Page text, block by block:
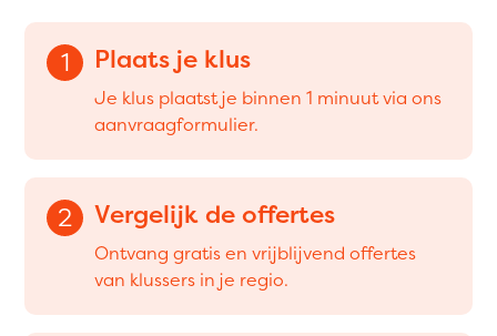
1 Plaats je klus
Je klus plaatst je binnen 1 minuut via ons
aanvraagformulier.
2 Vergelijk de offertes
Ontvang gratis en vrijblijvend offertes
van klussers in je regio.